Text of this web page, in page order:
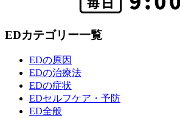
EDカテゴリー一覧
EDの原因
EDの治療法
EDの症状
EDセルフケア・予防
ED全般